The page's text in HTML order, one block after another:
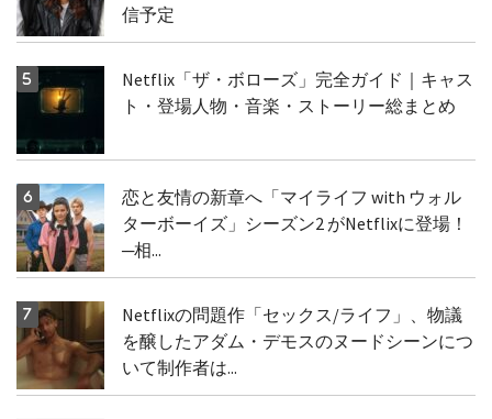
信予定
Netflix「ザ・ボローズ」完全ガイド｜キャス
ト・登場人物・音楽・ストーリー総まとめ
恋と友情の新章へ「マイライフ with ウォル
ターボーイズ」シーズン2 がNetflixに登場！
─相...
Netflixの問題作「セックス/ライフ」、物議
を醸したアダム・デモスのヌードシーンにつ
いて制作者は...